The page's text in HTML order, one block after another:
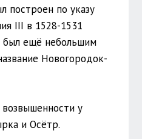
построен по указу
III в 1528-1531
был ещё небольшим
Новогородок-
у
и Осётр.